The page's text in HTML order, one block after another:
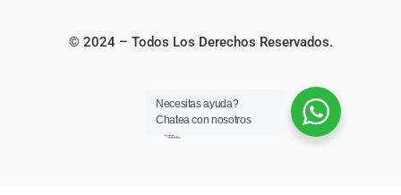
© 2024 – Todos Los Derechos Reservados.
Necesitas ayuda?
Chatea con nosotros